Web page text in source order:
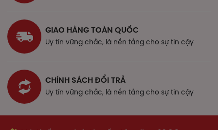
Cho đến nay, vẫn chưa có tài liệu nào báo cáo về tác
dụng không mong muốn của thuốc.
Khi gặp tác dụng phụ của thuốc, cần ngưng sử dụng và
thông báo cho bác sĩ hoặc dược sĩ về những tác dụng
không mong muốn này hoặc đến cơ sở y tế gần nhất để
được xử trí kịp thời.
GIAO HÀNG TOÀN QUỐC
Uy tín vững chắc, là nền tảng cho sự tin cậy
CHÍNH SÁCH ĐỔI TRẢ
Uy tín vững chắc, là nền tảng cho sự tin cậy